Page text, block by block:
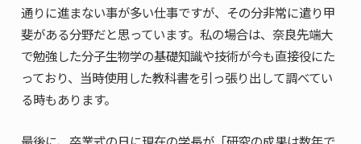
通りに進まない事が多い仕事ですが、その分非常に遣り甲
斐がある分野だと思っています。私の場合は、奈良先端大
で勉強した分子生物学の基礎知識や技術が今も直接役にた
っており、当時使用した教科書を引っ張り出して調べてい
る時もあります。